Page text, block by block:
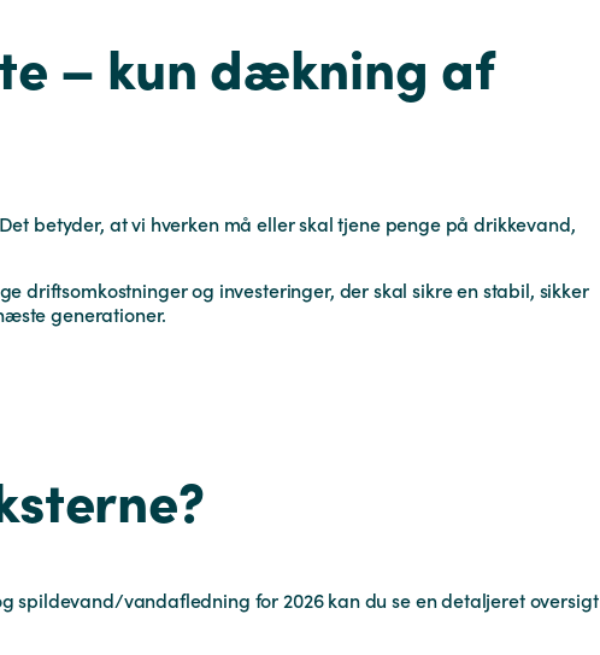
– kun dækning af
betyder, at vi hverken må eller skal tjene penge på drikkevand,
driftsomkostninger og investeringer, der skal sikre en stabil, sikker
generationer.
spildevand/vandafledning for 2026 kan du se en detaljeret oversigt